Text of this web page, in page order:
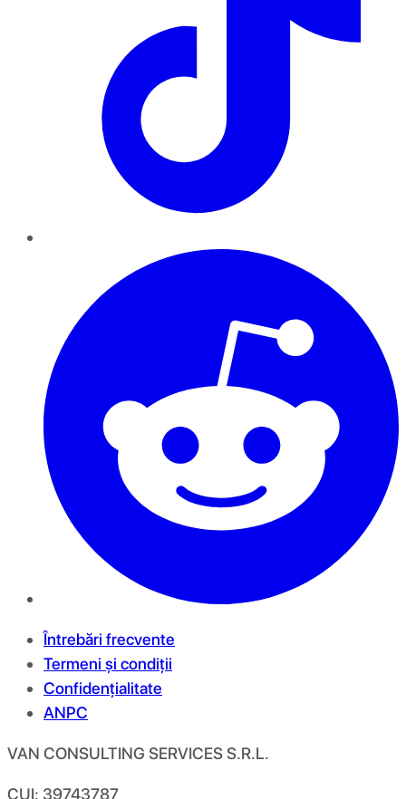
Întrebări frecvente
Termeni și condiții
Confidențialitate
ANPC
VAN CONSULTING SERVICES S.R.L.
CUI: 39743787